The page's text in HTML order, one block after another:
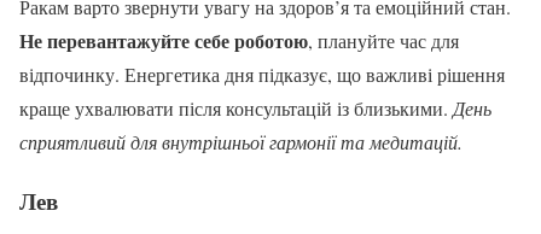
Ракам варто звернути увагу на здоров’я та емоційний стан.
Не перевантажуйте себе роботою, плануйте час для
відпочинку. Енергетика дня підказує, що важливі рішення
краще ухвалювати після консультацій із близькими.День
сприятливий для внутрішньої гармонії та медитацій.
Лев